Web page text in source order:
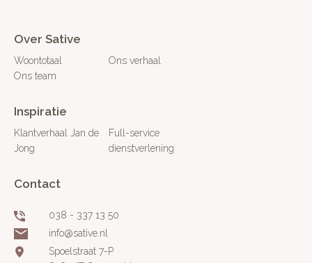
Over Sative
Woontotaal
Ons verhaal
Ons team
Inspiratie
Klantverhaal Jan de
Jong
Full-service
dienstverlening
Contact
038 - 337 13 50
info@sative.nl
Spoelstraat 7-P